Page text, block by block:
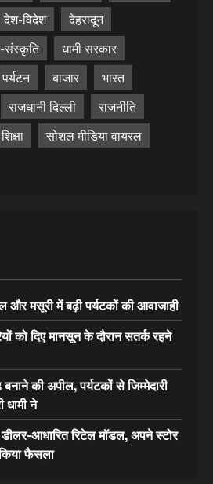
देश-विदेश
देहरादून
संस्कृति
धामी सरकार
पर्यटन बाजार
भारत
राजधानी दिल्ली
राजनीति
शिक्षा
सोशल मीडिया वायरल
और मसूरी में बढ़ी पर्यटकों की आवाजाही
को दिए मानसून के दौरान सतर्क रहने
की अपील, पर्यटकों से जिम्मेदारी
धामी ने
आधारित रिटेल मॉडल, अपने स्टोर
फैसला